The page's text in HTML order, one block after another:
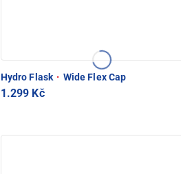
Hydro Flask · Wide Flex Cap
1.299 Kč